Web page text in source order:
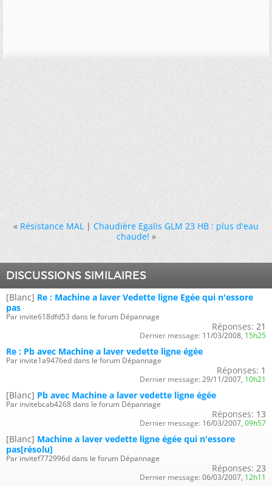
« Résistance MAL|Chaudière Egalis GLM 23 HB : plus d'eau
chaude! »
DISCUSSIONS SIMILAIRES
[Blanc] Re : Machine a laver Vedette ligne Egée qui n'essore
pas
Par invite618dfd53 dans le forum Dépannage
Réponses: 21
Dernier message: 11/03/2008, 15h25
Re : Pb avec Machine a laver vedette ligne égée
Par invite1a9476ed dans le forum Dépannage
Réponses: 1
Dernier message: 29/11/2007, 10h21
[Blanc] Pb avec Machine a laver vedette ligne égée
Par invitebcab4268 dans le forum Dépannage
Réponses: 13
Dernier message: 16/03/2007, 09h57
[Blanc] Machine a laver vedette ligne égée qui n'essore
pas[résolu]
Par invitef772996d dans le forum Dépannage
Réponses: 23
Dernier message: 06/03/2007, 12h11